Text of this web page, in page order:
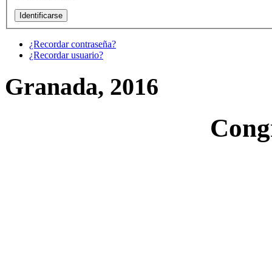
¿Recordar contraseña?
¿Recordar usuario?
Granada, 2016